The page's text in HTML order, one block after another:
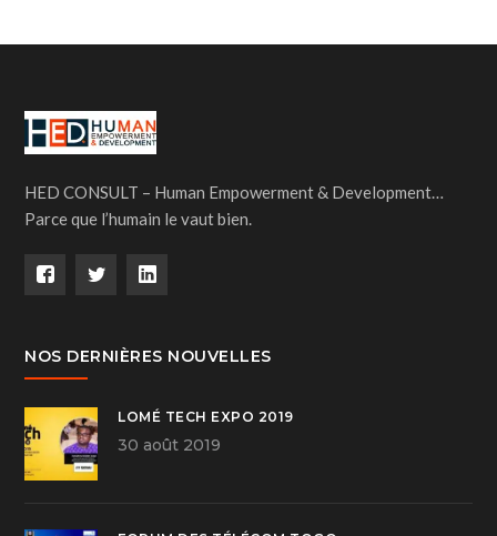
HED CONSULT – Human Empowerment & Development…
Parce que l’humain le vaut bien.
NOS DERNIÈRES NOUVELLES
LOMÉ TECH EXPO 2019
30 août 2019